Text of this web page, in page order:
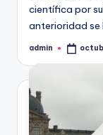
científica por su
anterioridad se
Publicado
admin